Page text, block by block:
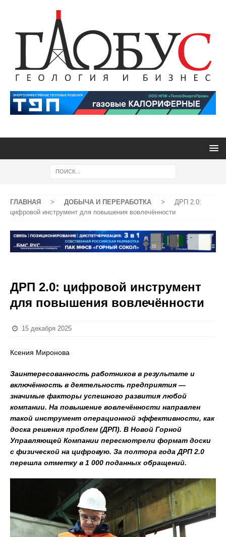
ГЛАВНАЯ > ДОБЫЧА И ПЕРЕРАБОТКА >
ДРП 2.0:
цифровой инструмент для повышения вовлечённости
ДРП 2.0: цифровой инструмент
для повышения вовлечённости
15 декабря 2025
Ксения Миронова
Заинтересованность работников в результате и
включённость в деятельность предприятия —
значимые факторы успешного развития любой
компании. На повышение вовлечённости направлен
такой инструмент операционной эффективности, как
доска решения проблем (ДРП). В Новой Горной
Управляющей Компании пересмотрели формат доски
с физической на цифровую. За полтора года ДРП 2.0
перешла отметку в 1 000 поданных обращений.